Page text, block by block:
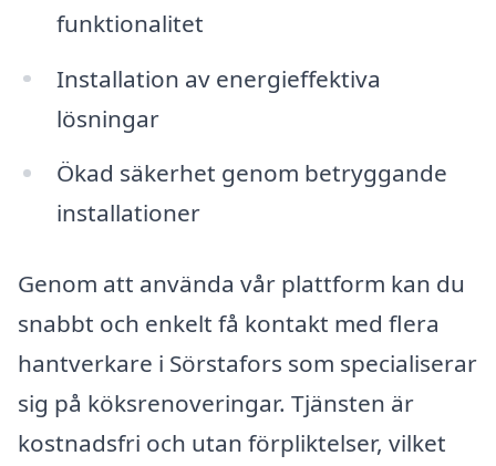
funktionalitet
Installation av energieffektiva
lösningar
Ökad säkerhet genom betryggande
installationer
Genom att använda vår plattform kan du
snabbt och enkelt få kontakt med flera
hantverkare i Sörstafors som specialiserar
sig på köksrenoveringar. Tjänsten är
kostnadsfri och utan förpliktelser, vilket